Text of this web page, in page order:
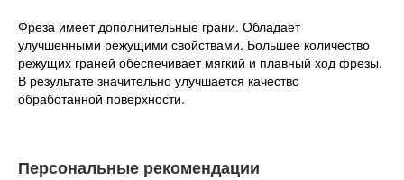
Фреза имеет дополнительные грани. Обладает
улучшенными режущими свойствами. Большее количество
режущих граней обеспечивает мягкий и плавный ход фрезы.
В результате значительно улучшается качество
обработанной поверхности.
Персональные рекомендации